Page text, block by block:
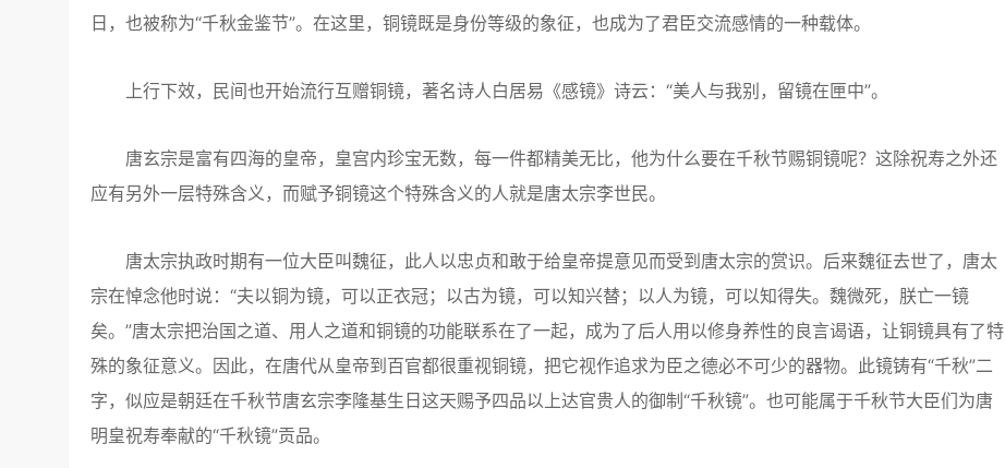
日，也被称为“千秋金鉴节”。在这里，铜镜既是身份等级的象征，也成为了君臣交流感情的一种载体。
上行下效，民间也开始流行互赠铜镜，著名诗人白居易《感镜》诗云：“美人与我别，留镜在匣中”。
唐玄宗是富有四海的皇帝，皇宫内珍宝无数，每一件都精美无比，他为什么要在千秋节赐铜镜呢？这除祝寿之外还
应有另外一层特殊含义，而赋予铜镜这个特殊含义的人就是唐太宗李世民。
唐太宗执政时期有一位大臣叫魏征，此人以忠贞和敢于给皇帝提意见而受到唐太宗的赏识。后来魏征去世了，唐太
宗在悼念他时说：“夫以铜为镜，可以正衣冠；以古为镜，可以知兴替；以人为镜，可以知得失。魏微死，朕亡一镜
矣。”唐太宗把治国之道、用人之道和铜镜的功能联系在了一起，成为了后人用以修身养性的良言谒语，让铜镜具有了特
殊的象征意义。因此，在唐代从皇帝到百官都很重视铜镜，把它视作追求为臣之德必不可少的器物。此镜铸有“千秋”二
字，似应是朝廷在千秋节唐玄宗李隆基生日这天赐予四品以上达官贵人的御制“千秋镜”。也可能属于千秋节大臣们为唐
明皇祝寿奉献的“千秋镜”贡品。